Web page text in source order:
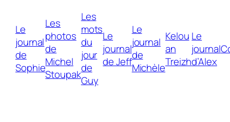
contenu
Le
journal
de
Sophie
Les
photos
de
Michel
Stoupak
Les
mots
du
jour
de
Guy
Le
journal
de Jeff
Le
journal
de
Michèle
Kelou
an
Treizh
Le
journal
d’Alex